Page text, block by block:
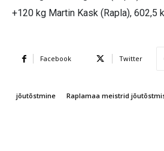
+120 kg Martin Kask (Rapla), 602,5
Facebook Twitter
jõutõstmine Raplamaa meistrid